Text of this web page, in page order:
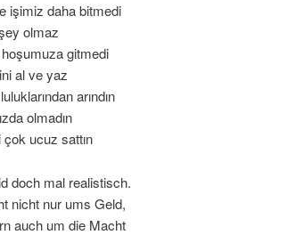
işimiz daha bitmedi
olmaz
gitmedi
al ve yaz
arındın
olmadın
ucuz sattın
doch mal realistisch.
nicht nur ums Geld,
auch um die Macht